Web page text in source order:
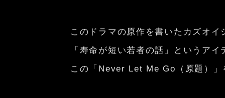
このドラマの原作を書いたカズオイ
「寿命が短い若者の話」というアイ
この「Never Let Me Go（原題）」